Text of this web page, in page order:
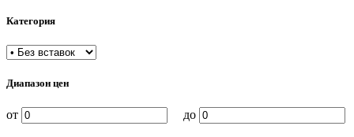
Категория
Диапазон цен
от до